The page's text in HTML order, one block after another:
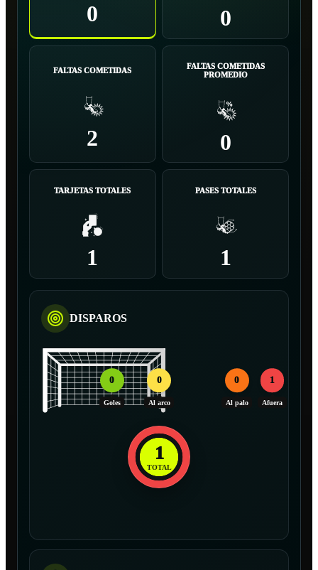
0 0
FALTAS COMETIDAS
2
FALTAS COMETIDAS
PROMEDIO
0
TARJETAS TOTALES
1
PASES TOTALES
1
DISPAROS
0
Goles
0
Al arco
0
Al palo
1
Afuera
1
TOTAL